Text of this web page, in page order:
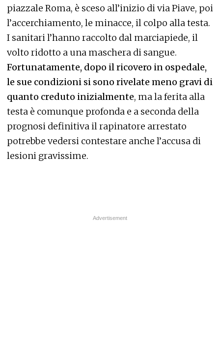
piazzale Roma, è sceso all’inizio di via Piave, poi
l’accerchiamento, le minacce, il colpo alla testa.
I sanitari l’hanno raccolto dal marciapiede, il
volto ridotto a una maschera di sangue.
Fortunatamente, dopo il ricovero in ospedale,
le sue condizioni si sono rivelate meno gravi di
quanto creduto inizialmente, ma la ferita alla
testa è comunque profonda e a seconda della
prognosi definitiva il rapinatore arrestato
potrebbe vedersi contestare anche l’accusa di
lesioni gravissime.